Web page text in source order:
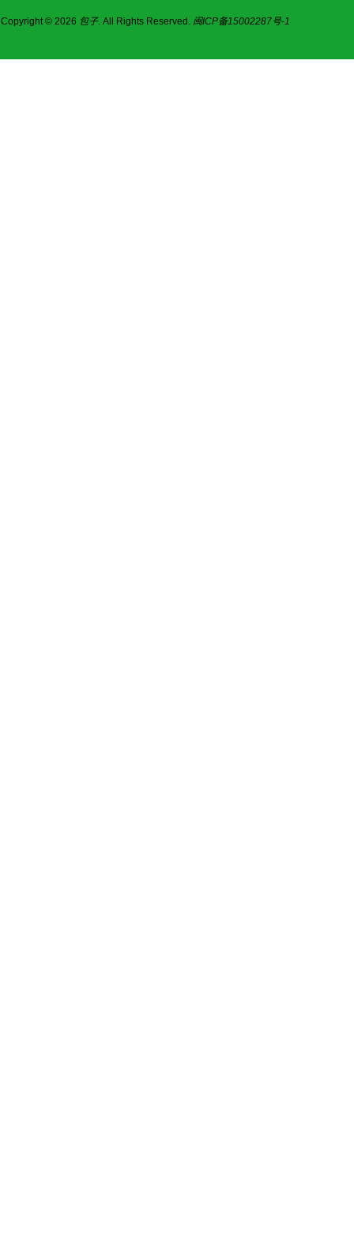
Copyright © 2026 包子. All Rights Reserved. 闽ICP备15002287号-1